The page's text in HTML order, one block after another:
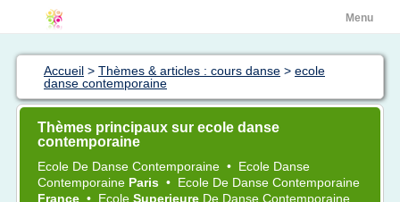
Menu
Accueil > Thèmes & articles : cours danse > ecole
danse contemporaine
Thèmes principaux sur ecole danse
contemporaine
Ecole De Danse Contemporaine • Ecole Danse
Contemporaine Paris • Ecole De Danse Contemporaine
France • Ecole Superieure De Danse Contemporaine